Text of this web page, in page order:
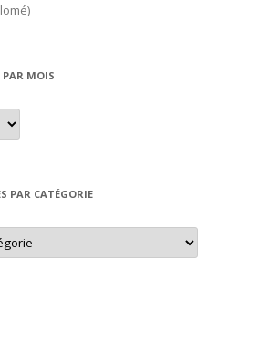
PAR MOIS
PAR CATÉGORIE